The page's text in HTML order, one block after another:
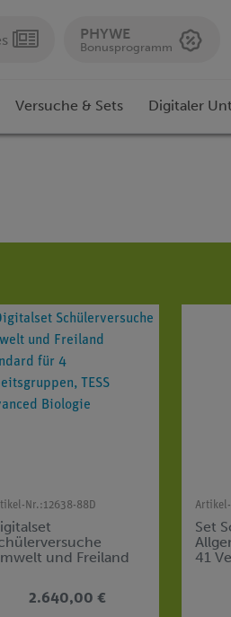
PHYWE
Bonusprogramm
Versuche & Sets Digitaler
Nr.:12638-88D
und Freiland
TESS
Biologie
2.640,00 €
Set
41